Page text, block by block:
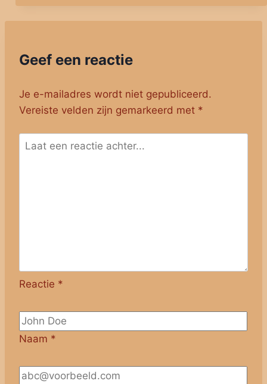
Geef een reactie
Je e-mailadres wordt niet gepubliceerd.
Vereiste velden zijn gemarkeerd met *
Reactie *
Naam *